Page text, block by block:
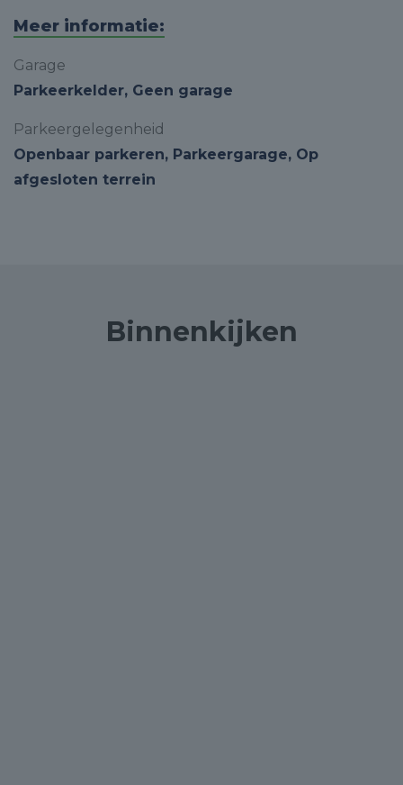
Meer informatie:
Garage
Parkeerkelder, Geen garage
Parkeergelegenheid
Openbaar parkeren, Parkeergarage, Op
afgesloten terrein
Binnenkijken